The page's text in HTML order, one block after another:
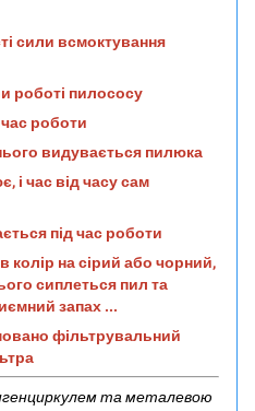
сили всмоктування
роботі пилососу
роботи
видувається пилюка
і час від часу сам
під час роботи
колір на сірий або чорний,
сиплеться пил та
запах ...
фільтрувальний
та металевою